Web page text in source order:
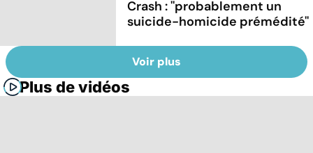
Crash : ''probablement un
suicide-homicide prémédité''
Voir plus
Plus de vidéos